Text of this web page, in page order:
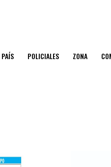
PAÍS POLICIALES ZONA